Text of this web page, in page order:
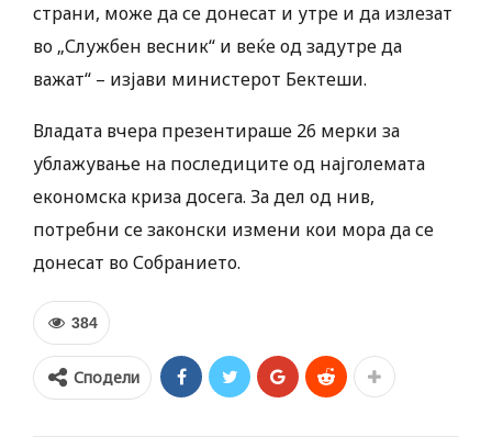
страни, може да се донесат и утре и да излезат
во „Службен весник“ и веќе од задутре да
важат“ – изјави министерот Бектеши.
Владата вчера презентираше 26 мерки за
ублажување на последиците од најголемата
економска криза досега. За дел од нив,
потребни се законски измени кои мора да се
донесат во Собранието.
384
Сподели